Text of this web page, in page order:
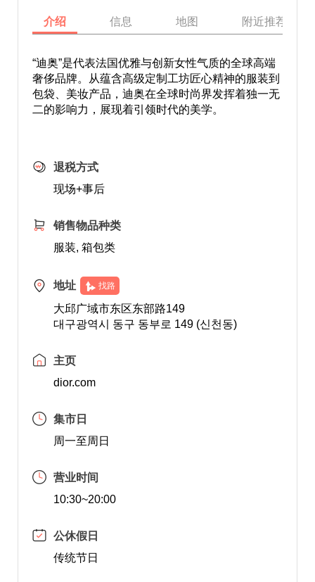
介绍 信息 地图 附近推荐景点
“迪奥”是代表法国优雅与创新女性气质的全球高端
奢侈品牌。从蕴含高级定制工坊匠心精神的服装到
包袋、美妆产品，迪奥在全球时尚界发挥着独一无
二的影响力，展现着引领时代的美学。
退税方式
现场+事后
销售物品种类
服装, 箱包类
地址 找路
大邱广域市东区东部路149
대구광역시 동구 동부로 149 (신천동)
主页
dior.com
集市日
周一至周日
营业时间
10:30~20:00
公休假日
传统节日